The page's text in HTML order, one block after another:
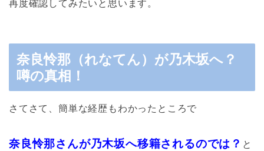
再度確認してみたいと思います。
奈良怜那（れなてん）が乃木坂へ？
噂の真相！
さてさて、簡単な経歴もわかったところで
奈良怜那さんが乃木坂へ移籍されるのでは？ と